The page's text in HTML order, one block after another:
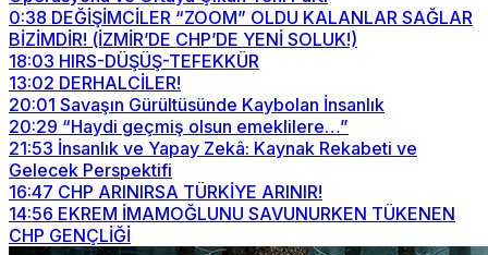
0:38 DEĞİŞİMCİLER “ZOOM” OLDU KALANLAR SAĞLAR
BİZİMDİR! (İZMİR’DE CHP’DE YENİ SOLUK!)
18:03 HIRS-DÜŞÜŞ-TEFEKKÜR
13:02 DERHALCİLER!
20:01 Savaşın Gürültüsünde Kaybolan İnsanlık
20:29 “Haydi geçmiş olsun emeklilere…”
21:53 İnsanlık ve Yapay Zekâ: Kaynak Rekabeti ve
Gelecek Perspektifi
16:47 CHP ARINIRSA TÜRKİYE ARINIR!
14:56 EKREM İMAMOĞLUNU SAVUNURKEN TÜKENEN
CHP GENÇLİĞİ